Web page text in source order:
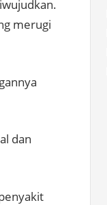
merugi
dan